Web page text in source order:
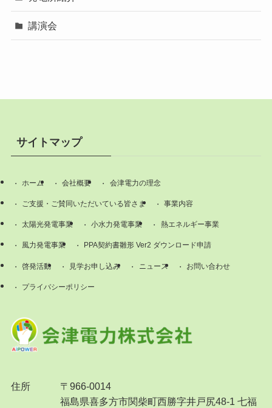
講演会
住所
〒966-0014
福島県喜多方市関柴町西勝字井戸尻48-1 七福
サイトマップ
ホーム 会社概要 会津電力の理念
ご支援・ご賛同いただいている皆さま 事業内容
太陽光発電事業 小水力発電事業 熱エネルギー事業
風力発電事業 PPA契約書雛形 Ver2 ダウンロード申請
啓発活動 見学お申し込み ニュース お問い合わせ
プライバシーポリシー